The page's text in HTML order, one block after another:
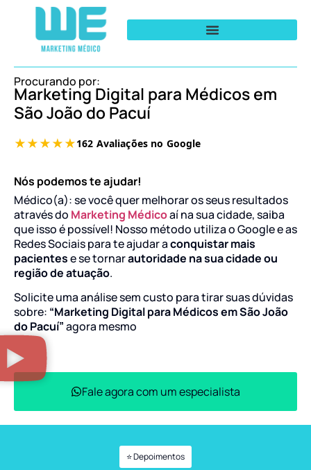
Procurando por:
Marketing Digital para Médicos em
São João do Pacuí
Nós podemos te ajudar!
Médico(a): se você quer melhorar os seus resultados
através do Marketing Médicoaí na sua cidade, saiba
que isso é possível! Nosso método utiliza o Google e as
Redes Sociais para te ajudar aconquistar mais
pacientese se tornarautoridade na sua cidade ou
região de atuação.
Solicite uma análise sem custo para tirar suas dúvidas
sobre: “Marketing Digital para Médicos em São João
do Pacuí”agora mesmo
Fale agora com um especialista
⭐ Depoimentos